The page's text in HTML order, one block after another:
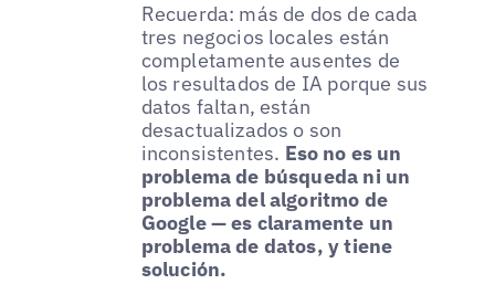
Recuerda: más de dos de cada
tres negocios locales están
completamente ausentes de
los resultados de IA porque sus
datos faltan, están
desactualizados o son
inconsistentes. Eso no es un
problema de búsqueda ni un
problema del algoritmo de
Google — es claramente un
problema de datos, y tiene
solución.